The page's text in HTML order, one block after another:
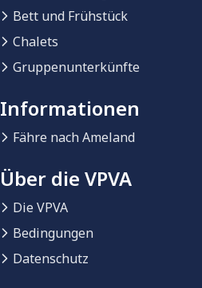
Bett und Frühstück
Chalets
Gruppenunterkünfte
Informationen
Fähre nach Ameland
Über die VPVA
Die VPVA
Bedingungen
Datenschutz